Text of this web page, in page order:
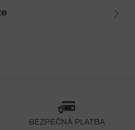
BEZPEČNÁ PLATBA